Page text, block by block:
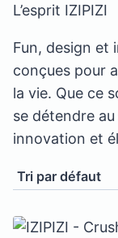
L’esprit IZIPIZI
Fun, design et
conçues pour
la vie. Que ce
se détendre
innovation et